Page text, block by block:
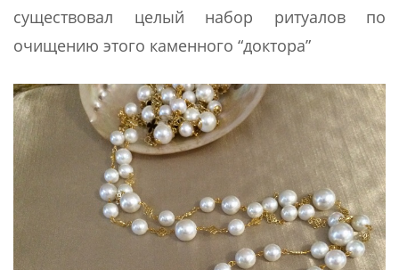
существовал целый набор ритуалов по
очищению этого каменного “доктора”